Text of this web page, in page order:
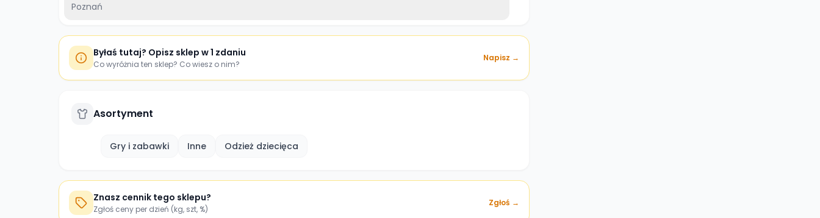
Poznań
Byłaś tutaj? Opisz sklep w 1 zdaniu
Co wyróżnia ten sklep? Co wiesz o nim?
Napisz →
Asortyment
Gry i zabawki Inne Odzież dziecięca
Znasz cennik tego sklepu?
Zgłoś ceny per dzień (kg, szt, %)
Zgłoś →